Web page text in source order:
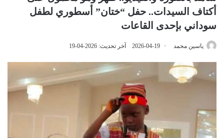
أكتاف السيدات.. حفل “ختان” أسطوري لطفل
سوداني بإحدى القاعات
ياسين محمد 2026-04-19 آخر تحديث: 2026-04-19